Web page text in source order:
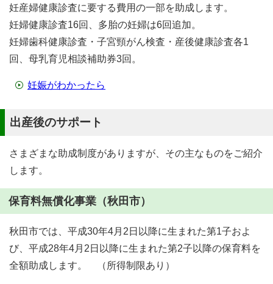
妊産婦健康診査に要する費用の一部を助成します。
妊婦健康診査16回、多胎の妊婦は6回追加。
妊婦歯科健康診査・子宮頸がん検査・産後健康診査各1
回、母乳育児相談補助券3回。
妊娠がわかったら
出産後のサポート
さまざまな助成制度がありますが、その主なものをご紹介
します。
保育料無償化事業（秋田市）
秋田市では、平成30年4月2日以降に生まれた第1子およ
び、平成28年4月2日以降に生まれた第2子以降の保育料を
全額助成します。 （所得制限あり）